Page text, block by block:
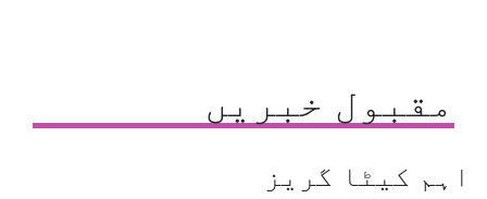
مقبول خبریں
اہم کیٹا گریز